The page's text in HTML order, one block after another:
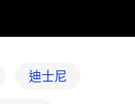
迪士尼